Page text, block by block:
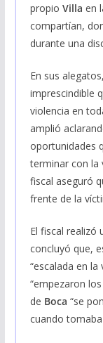
propio Villa en
compartían,
durante una
En sus
imprescindible
violencia en
amplió
oportunidades
terminar con la
fiscal aseguró
frente de la
El fiscal realizó
concluyó que,
“escalada en la
“empezaron
de Boca “se
cuando tomaba